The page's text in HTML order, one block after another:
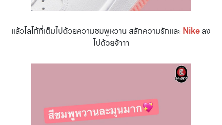
แล้วโลโก้ที่เต็มไปด้วยความชมพูหวาน สลักความรักและ Nike ลง
ไปด้วยจ้าาา